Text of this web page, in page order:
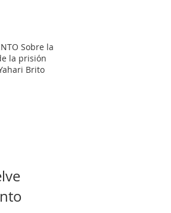
la
la prisión
Brito